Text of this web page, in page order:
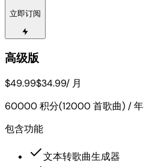
立即订阅
高级版
$49.99$34.99/ 月
60000 积分(12000 首歌曲) / 年
包含功能
文本转歌曲生成器